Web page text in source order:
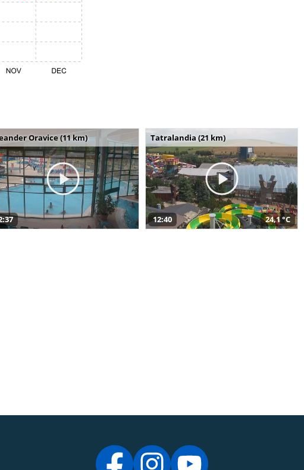
Oravice (11 km) Tatralandia (21 km)
12:40 24,1 °C